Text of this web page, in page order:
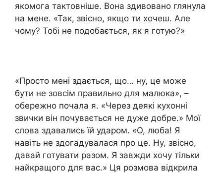
якомога тактовніше. Вона здивовано глянула
на мене. «Так, звісно, якщо ти хочеш. Але
чому? Тобі не подобається, як я готую?»
«Просто мені здається, що… ну, це може
бути не зовсім правильно для малюка», –
обережно почала я. «Через деякі кухонні
звички він почувається не дуже добре.» Мої
слова здавались їй ударом. «О, люба! Я
навіть не здогадувалася про це. Ну, звісно,
давай готувати разом. Я завжди хочу тільки
найкращого для вас.» Ця розмова відкрила